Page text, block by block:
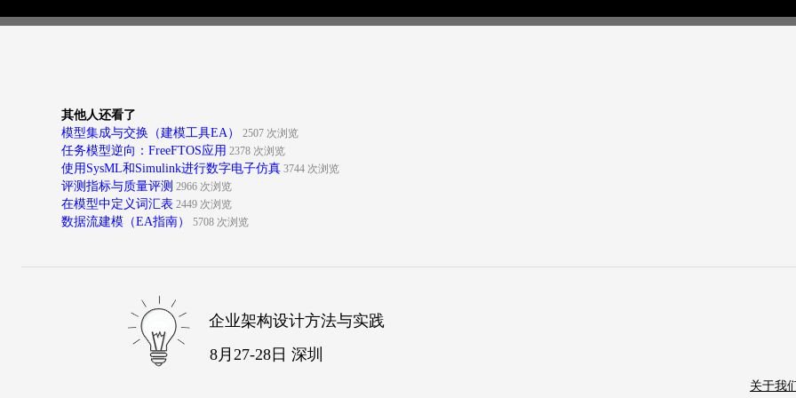
其他人还看了
模型集成与交换（建模工具EA）
2507 次浏览
任务模型逆向：FreeFTOS应用 2378 次浏览
使用SysML和Simulink进行数字电子仿真 3744 次浏览
评测指标与质量评测 2966 次浏览
在模型中定义词汇表 2449 次浏览
数据流建模（EA指南） 5708 次浏览